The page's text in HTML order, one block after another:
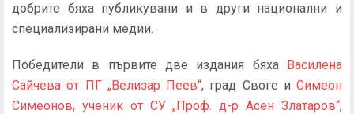
добрите бяха публикувани и в други национални и
специализирани медии.
Победители в първите две издания бяха Василена
Сайчева от ПГ „Велизар Пеев“, град Своге и Симеон
Симеонов, ученик от СУ „Проф. д-р Асен Златаров“,